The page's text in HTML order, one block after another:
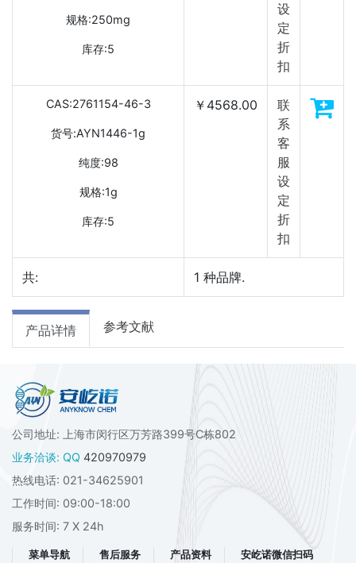
规格:250mg
库存:5
设
定
折
扣
CAS:2761154-46-3
货号:AYN1446-1g
纯度:98
规格:1g
库存:5
￥4568.00
联
系
客
服
设
定
折
扣
共: 1 种品牌.
产品详情 参考文献
公司地址: 上海市闵行区万芳路399号C栋802
业务洽谈: QQ 420970979
热线电话: 021-34625901
工作时间: 09:00-18:00
服务时间: 7 X 24h
菜单导航 售后服务 产品资料 安屹诺微信扫码